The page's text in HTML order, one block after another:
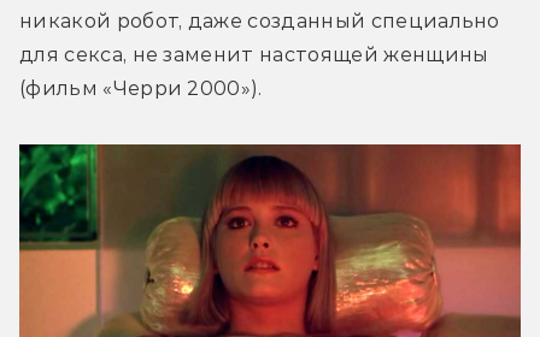
никакой робот, даже созданный специально
для секса, не заменит настоящей женщины
(фильм «Черри 2000»).